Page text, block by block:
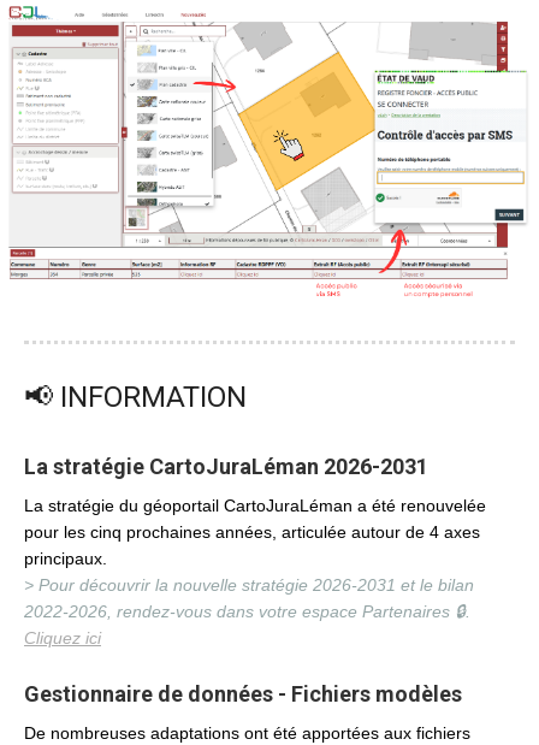
📢 INFORMATION
La stratégie CartoJuraLéman 2026-2031
La stratégie du géoportail CartoJuraLéman a été renouvelée
pour les cinq prochaines années, articulée autour de 4 axes
principaux.
> Pour découvrir la nouvelle stratégie 2026-2031 et le bilan
2022-2026, rendez-vous dans votre espace Partenaires 🔒.
Cliquez ici
Gestionnaire de données - Fichiers modèles
De nombreuses adaptations ont été apportées aux fichiers